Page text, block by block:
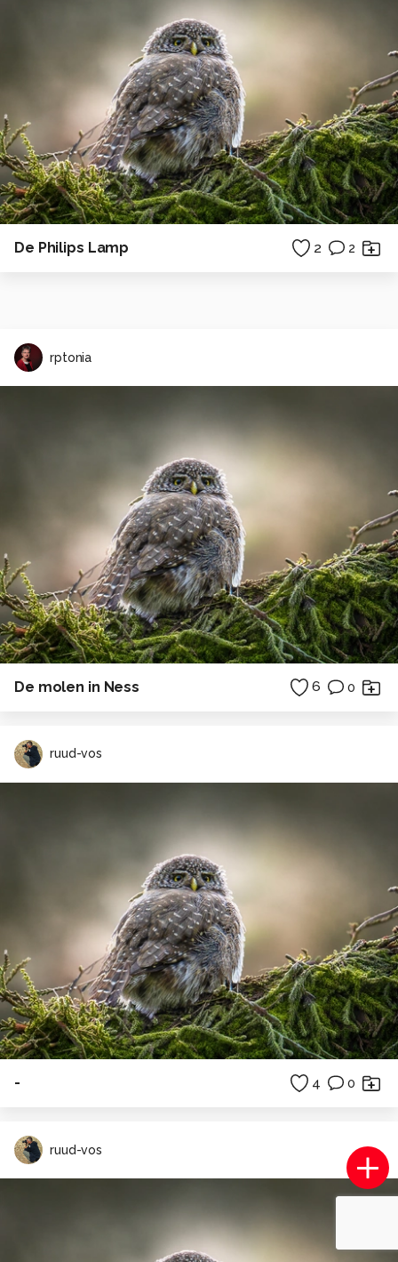
De Philips Lamp 2 2
rptonia
De molen in Ness 6 0
ruud-vos
- 4 0
ruud-vos